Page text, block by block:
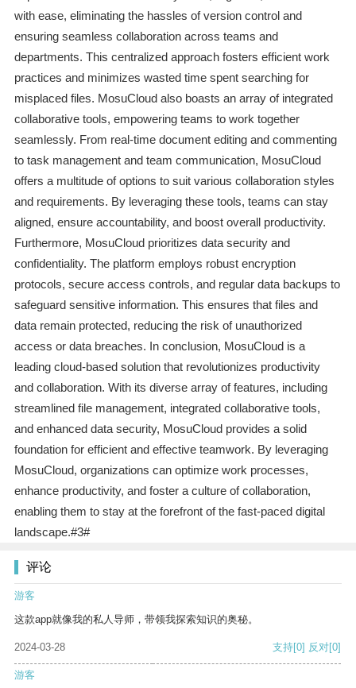
with ease, eliminating the hassles of version control and
ensuring seamless collaboration across teams and
departments. This centralized approach fosters efficient work
practices and minimizes wasted time spent searching for
misplaced files. MosuCloud also boasts an array of integrated
collaborative tools, empowering teams to work together
seamlessly. From real-time document editing and commenting
to task management and team communication, MosuCloud
offers a multitude of options to suit various collaboration styles
and requirements. By leveraging these tools, teams can stay
aligned, ensure accountability, and boost overall productivity.
Furthermore, MosuCloud prioritizes data security and
confidentiality. The platform employs robust encryption
protocols, secure access controls, and regular data backups to
safeguard sensitive information. This ensures that files and
data remain protected, reducing the risk of unauthorized
access or data breaches. In conclusion, MosuCloud is a
leading cloud-based solution that revolutionizes productivity
and collaboration. With its diverse array of features, including
streamlined file management, integrated collaborative tools,
and enhanced data security, MosuCloud provides a solid
foundation for efficient and effective teamwork. By leveraging
MosuCloud, organizations can optimize work processes,
enhance productivity, and foster a culture of collaboration,
enabling them to stay at the forefront of the fast-paced digital
landscape.#3#
评论
游客
这款app就像我的私人导师，带领我探索知识的奥秘。
2024-03-28 支持[0] 反对[0]
游客